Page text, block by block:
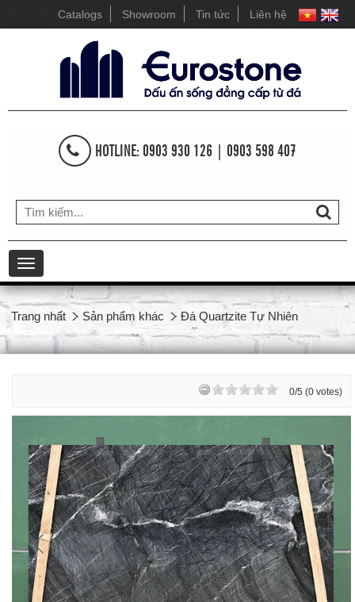
Catalogs Showroom Tin tức Liên hệ
HOTLINE: 0903 930 126 | 0903 598 407
Toggle
navigation
Trang nhất Sản phẩm khác Đá Quartzite Tự Nhiên
0/5 (0 votes)